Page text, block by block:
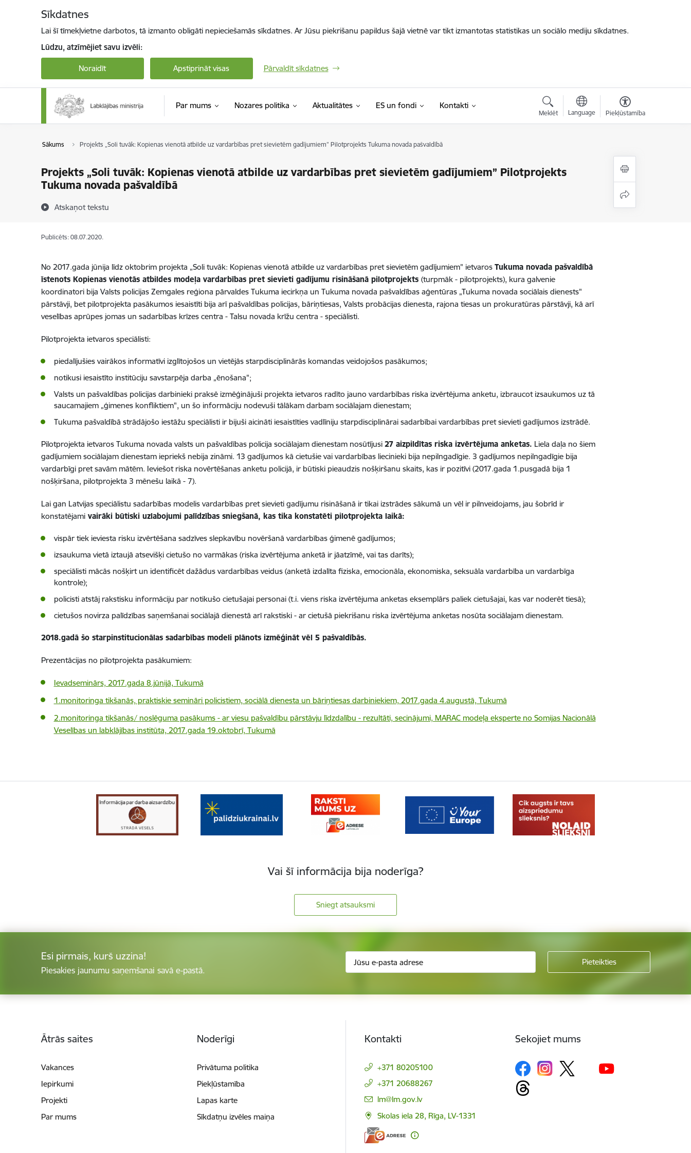
Sīkdatnes
Lai šī tīmekļvietne darbotos, tā izmanto obligāti nepieciešamās sīkdatnes. Ar Jūsu piekrišanu papildus šajā vietnē var tikt izmantotas statistikas un sociālo mediju sīkdatnes.
Lūdzu, atzīmējiet savu izvēli:
Noraidīt Apstiprināt visas Pārvaldīt sīkdatnes
Par mums Nozares politika Aktualitātes ES un fondi Kontakti
Meklēt Language Piekļūstamība
Sākums Projekts „Soli tuvāk: Kopienas vienotā atbilde uz vardarbības pret sievietēm gadījumiem” Pilotprojekts Tukuma novada pašvaldībā
Projekts „Soli tuvāk: Kopienas vienotā atbilde uz vardarbības pret sievietēm gadījumiem” Pilotprojekts
Tukuma novada pašvaldībā
Atskaņot tekstu
Publicēts: 08.07.2020.
No 2017.gada jūnija līdz oktobrim projekta „Soli tuvāk: Kopienas vienotā atbilde uz vardarbības pret sievietēm gadījumiem" ietvaros Tukuma novada pašvaldībā
īstenots Kopienas vienotās atbildes modeļa vardarbības pret sievieti gadījumu risināšanā pilotprojekts (turpmāk - pilotprojekts), kura galvenie
koordinatori bija Valsts policijas Zemgales reģiona pārvaldes Tukuma iecirkņa un Tukuma novada pašvaldības aģentūras „Tukuma novada sociālais dienests"
pārstāvji, bet pilotprojekta pasākumos iesaistīti bija arī pašvaldības policijas, bāriņtiesas, Valsts probācijas dienesta, rajona tiesas un prokuratūras pārstāvji, kā arī
veselības aprūpes jomas un sadarbības krīzes centra - Talsu novada krīžu centra - speciālisti.
Pilotprojekta ietvaros speciālisti:
piedalījušies vairākos informatīvi izglītojošos un vietējās starpdisciplinārās komandas veidojošos pasākumos;
notikusi iesaistīto institūciju savstarpēja darba „ēnošana";
Valsts un pašvaldības policijas darbinieki praksē izmēģinājuši projekta ietvaros radīto jauno vardarbības riska izvērtējuma anketu, izbraucot izsaukumos uz tā
saucamajiem „ģimenes konfliktiem", un šo informāciju nodevuši tālākam darbam sociālajam dienestam;
Tukuma pašvaldībā strādājošo iestāžu speciālisti ir bijuši aicināti iesaistīties vadlīniju starpdisciplinārai sadarbībai vardarbības pret sievieti gadījumos izstrādē.
Pilotprojekta ietvaros Tukuma novada valsts un pašvaldības policija sociālajam dienestam nosūtījusi 27 aizpildītas riska izvērtējuma anketas. Liela daļa no šiem
gadījumiem sociālajam dienestam iepriekš nebija zināmi. 13 gadījumos kā cietušie vai vardarbības liecinieki bija nepilngadīgie. 3 gadījumos nepilngadīgie bija
vardarbīgi pret savām mātēm. Ieviešot riska novērtēšanas anketu policijā, ir būtiski pieaudzis nošķiršanu skaits, kas ir pozitīvi (2017.gada 1.pusgadā bija 1
nošķiršana, pilotprojekta 3 mēnešu laikā - 7).
Lai gan Latvijas speciālistu sadarbības modelis vardarbības pret sievieti gadījumu risināšanā ir tikai izstrādes sākumā un vēl ir pilnveidojams, jau šobrīd ir
konstatējamivairāki būtiski uzlabojumi palīdzības sniegšanā, kas tika konstatēti pilotprojekta laikā:
vispār tiek ieviesta risku izvērtēšana sadzīves slepkavību novēršanā vardarbības ģimenē gadījumos;
izsaukuma vietā iztaujā atsevišķi cietušo no varmākas (riska izvērtējuma anketā ir jāatzīmē, vai tas darīts);
speciālisti mācās nošķirt un identificēt dažādus vardarbības veidus (anketā izdalīta fiziska, emocionāla, ekonomiska, seksuāla vardarbība un vardarbīga
kontrole);
policisti atstāj rakstisku informāciju par notikušo cietušajai personai (t.i. viens riska izvērtējuma anketas eksemplārs paliek cietušajai, kas var noderēt tiesā);
cietušos novirza palīdzības saņemšanai sociālajā dienestā arī rakstiski - ar cietušā piekrišanu riska izvērtējuma anketas nosūta sociālajam dienestam.
2018.gadā šo starpinstitucionālas sadarbības modeli plānots izmēģināt vēl 5 pašvaldībās.
Prezentācijas no pilotprojekta pasākumiem:
Ievadseminārs, 2017.gada 8.jūnijā, Tukumā
1.monitoringa tikšanās, praktiskie semināri policistiem, sociālā dienesta un bāriņtiesas darbiniekiem, 2017.gada 4.augustā, Tukumā
2.monitoringa tikšanās/ noslēguma pasākums - ar viesu pašvaldību pārstāvju līdzdalību - rezultāti, secinājumi, MARAC modeļa eksperte no Somijas Nacionālā
Veselības un labklājības institūta, 2017.gada 19.oktobrī, Tukumā
Vai šī informācija bija noderīga?
Sniegt atsauksmi
Esi pirmais, kurš uzzina!
Piesakies jaunumu saņemšanai savā e-pastā.
Ātrās saites
Vakances
Iepirkumi
Projekti
Par mums
Noderīgi
Privātuma politika
Piekļūstamība
Lapas karte
Sīkdatņu izvēles maiņa
Kontakti
+371 80205100
+371 20688267
E-pasts:
lm@lm.gov.lv
Skolas iela 28, Rīga, LV-1331
Sekojiet mums